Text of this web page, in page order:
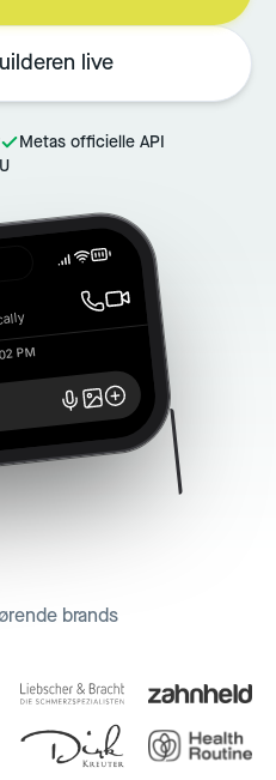
live
Metas officielle API
PM
brands